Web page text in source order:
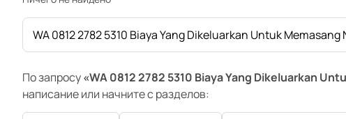
По запросу«WA 0812 2782 5310 Biaya Yang Dikeluarkan
написание или начните с разделов: